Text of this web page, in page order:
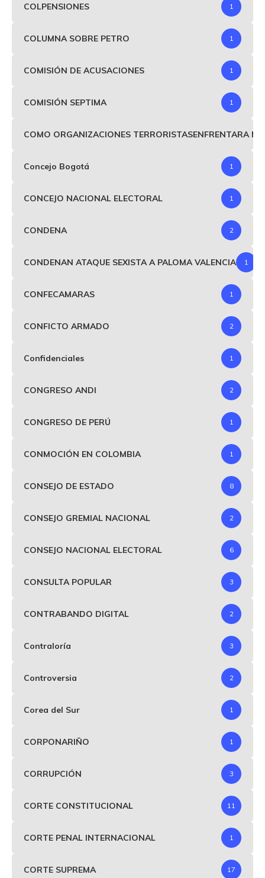
COLPENSIONES 1
COLUMNA SOBRE PETRO 1
COMISIÓN DE ACUSACIONES 1
COMISIÓN SEPTIMA 1
COMO ORGANIZACIONES TERRORISTASENFRENTARA
Concejo Bogotá 1
CONCEJO NACIONAL ELECTORAL 1
CONDENA 2
CONDENAN ATAQUE SEXISTA A PALOMA VALENCIA 1
CONFECAMARAS 1
CONFICTO ARMADO 2
Confidenciales 1
CONGRESO ANDI 2
CONGRESO DE PERÚ 1
CONMOCIÓN EN COLOMBIA 1
CONSEJO DE ESTADO 8
CONSEJO GREMIAL NACIONAL 2
CONSEJO NACIONAL ELECTORAL 6
CONSULTA POPULAR 3
CONTRABANDO DIGITAL 2
Contraloría 3
Controversia 2
Corea del Sur 1
CORPONARIÑO 1
CORRUPCIÓN 3
CORTE CONSTITUCIONAL 11
CORTE PENAL INTERNACIONAL 1
CORTE SUPREMA 17